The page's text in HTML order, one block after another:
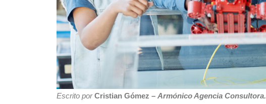
Escrito porCristian Gómez – Armónico Agencia Consultora.